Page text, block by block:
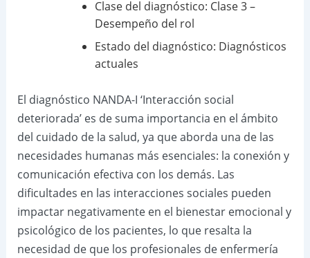
Clase del diagnóstico: Clase 3 –
Desempeño del rol
Estado del diagnóstico: Diagnósticos
actuales
El diagnóstico NANDA-I ‘Interacción social
deteriorada’ es de suma importancia en el ámbito
del cuidado de la salud, ya que aborda una de las
necesidades humanas más esenciales: la conexión y
comunicación efectiva con los demás. Las
dificultades en las interacciones sociales pueden
impactar negativamente en el bienestar emocional y
psicológico de los pacientes, lo que resalta la
necesidad de que los profesionales de enfermería